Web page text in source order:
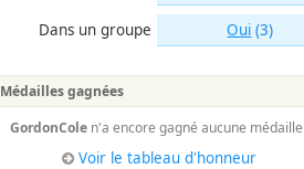
Dans un groupe Oui (3)
Médailles gagnées
GordonCole n'a encore gagné aucune médaille
Voir le tableau d'honneur